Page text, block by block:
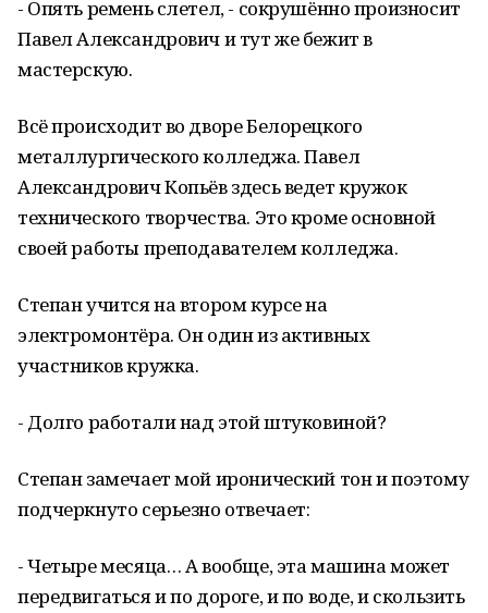
- Опять ремень слетел, - сокрушённо произносит
Павел Александрович и тут же бежит в
мастерскую.
Всё происходит во дворе Белорецкого
металлургического колледжа. Павел
Александрович Копьёв здесь ведет кружок
технического творчества. Это кроме основной
своей работы преподавателем колледжа.
Степан учится на втором курсе на
электромонтёра. Он один из активных
участников кружка.
- Долго работали над этой штуковиной?
Степан замечает мой иронический тон и поэтому
подчеркнуто серьезно отвечает:
- Четыре месяца… А вообще, эта машина может
передвигаться и по дороге, и по воде, и скользить